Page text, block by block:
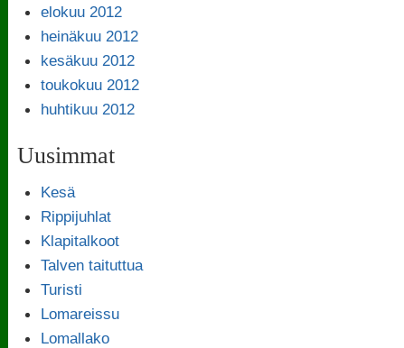
elokuu 2012
heinäkuu 2012
kesäkuu 2012
toukokuu 2012
huhtikuu 2012
Uusimmat
Kesä
Rippijuhlat
Klapitalkoot
Talven taituttua
Turisti
Lomareissu
Lomallako